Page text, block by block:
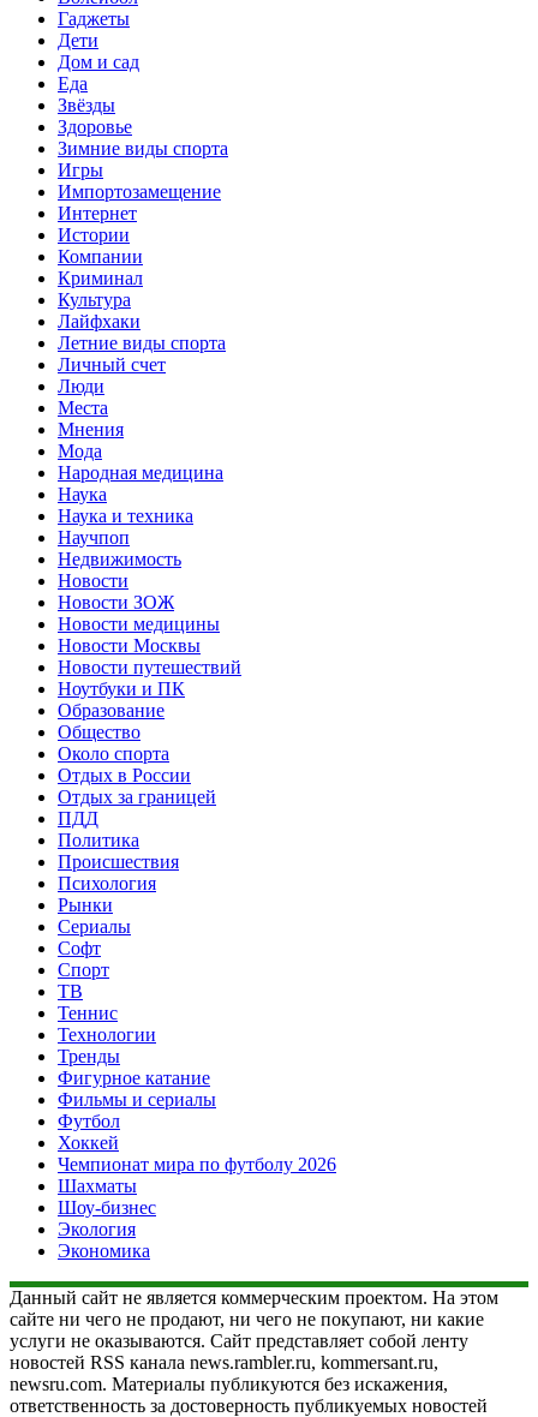
Гаджеты
Дети
Дом и сад
Еда
Звёзды
Здоровье
Зимние виды спорта
Игры
Импортозамещение
Интернет
Истории
Компании
Криминал
Культура
Лайфхаки
Летние виды спорта
Личный счет
Люди
Места
Мнения
Мода
Народная медицина
Наука
Наука и техника
Научпоп
Недвижимость
Новости
Новости ЗОЖ
Новости медицины
Новости Москвы
Новости путешествий
Ноутбуки и ПК
Образование
Общество
Около спорта
Отдых в России
Отдых за границей
ПДД
Политика
Происшествия
Психология
Рынки
Сериалы
Софт
Спорт
ТВ
Теннис
Технологии
Тренды
Фигурное катание
Фильмы и сериалы
Футбол
Хоккей
Чемпионат мира по футболу 2026
Шахматы
Шоу-бизнес
Экология
Экономика
Данный сайт не является коммерческим проектом. На этом
сайте ни чего не продают, ни чего не покупают, ни какие
услуги не оказываются. Сайт представляет собой ленту
новостей RSS канала news.rambler.ru, kommersant.ru,
newsru.com. Материалы публикуются без искажения,
ответственность за достоверность публикуемых новостей